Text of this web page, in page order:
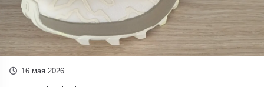
16 мая 2026